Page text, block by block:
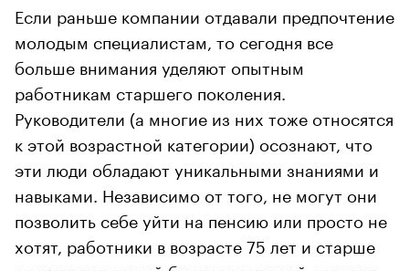
Если раньше компании отдавали предпочтение
молодым специалистам, то сегодня все
больше внимания уделяют опытным
работникам старшего поколения.
Руководители (а многие из них тоже относятся
к этой возрастной категории) осознают, что
эти люди обладают уникальными знаниями и
навыками. Независимо от того, не могут они
позволить себе уйти на пенсию или просто не
хотят, работники в возрасте 75 лет и старше